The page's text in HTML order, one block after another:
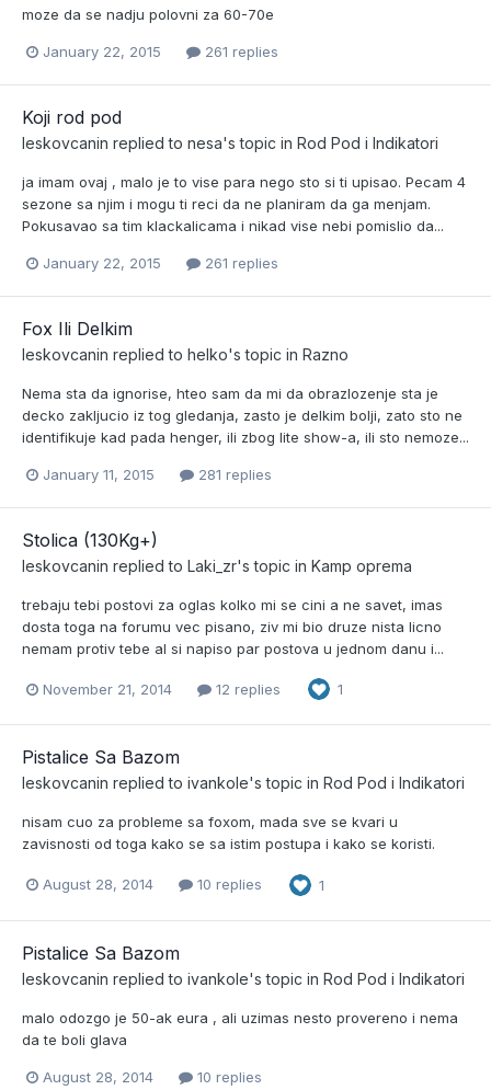
moze da se nadju polovni za 60-70e
January 22, 2015 261 replies
Koji rod pod
leskovcanin replied to nesa's topic in Rod Pod i Indikatori
ja imam ovaj , malo je to vise para nego sto si ti upisao. Pecam 4
sezone sa njim i mogu ti reci da ne planiram da ga menjam.
Pokusavao sa tim klackalicama i nikad vise nebi pomislio da...
January 22, 2015 261 replies
Fox Ili Delkim
leskovcanin replied to helko's topic in Razno
Nema sta da ignorise, hteo sam da mi da obrazlozenje sta je
decko zakljucio iz tog gledanja, zasto je delkim bolji, zato sto ne
identifikuje kad pada henger, ili zbog lite show-a, ili sto nemoze...
January 11, 2015 281 replies
Stolica (130Kg+)
leskovcanin replied to Laki_zr's topic in Kamp oprema
trebaju tebi postovi za oglas kolko mi se cini a ne savet, imas
dosta toga na forumu vec pisano, ziv mi bio druze nista licno
nemam protiv tebe al si napiso par postova u jednom danu i...
November 21, 2014 12 replies 1
Pistalice Sa Bazom
leskovcanin replied to ivankole's topic in Rod Pod i Indikatori
nisam cuo za probleme sa foxom, mada sve se kvari u
zavisnosti od toga kako se sa istim postupa i kako se koristi.
August 28, 2014 10 replies 1
Pistalice Sa Bazom
leskovcanin replied to ivankole's topic in Rod Pod i Indikatori
malo odozgo je 50-ak eura , ali uzimas nesto provereno i nema
da te boli glava
August 28, 2014 10 replies